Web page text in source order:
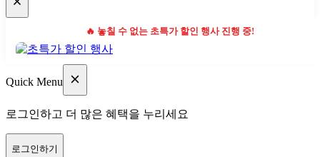
🔥 놓칠 수 없는 초특가 할인 행사 진행 중!
Quick Menu
로그인하고 더 많은 혜택을 누리세요
로그인하기